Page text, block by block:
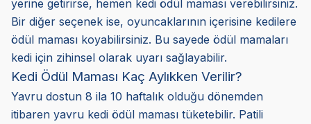
yerine getirirse, hemen kedi ödül maması verebilirsiniz.
Bir diğer seçenek ise, oyuncaklarının içerisine kedilere
ödül maması koyabilirsiniz. Bu sayede ödül mamaları
kedi için zihinsel olarak uyarı sağlayabilir.
Kedi Ödül Maması Kaç Aylıkken Verilir?
Yavru dostun 8 ila 10 haftalık olduğu dönemden
itibaren yavru kedi ödül maması tüketebilir. Patili